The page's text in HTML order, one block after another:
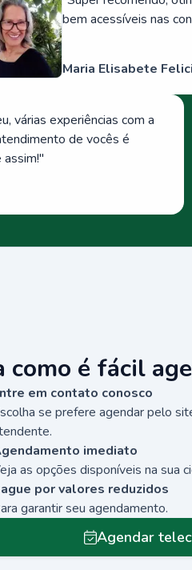
bem acessíveis nas
Maria Elisabete
várias experiências com a
de vocês é
assim!"
como é fácil
em contato conosco
se prefere agendar pelo
imediato
as opções disponíveis na sua
por valores reduzidos
garantir seu agendamento.
Agendar